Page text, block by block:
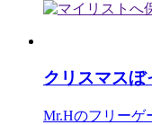
クリスマスぼ
Mr.Hのフリーゲ